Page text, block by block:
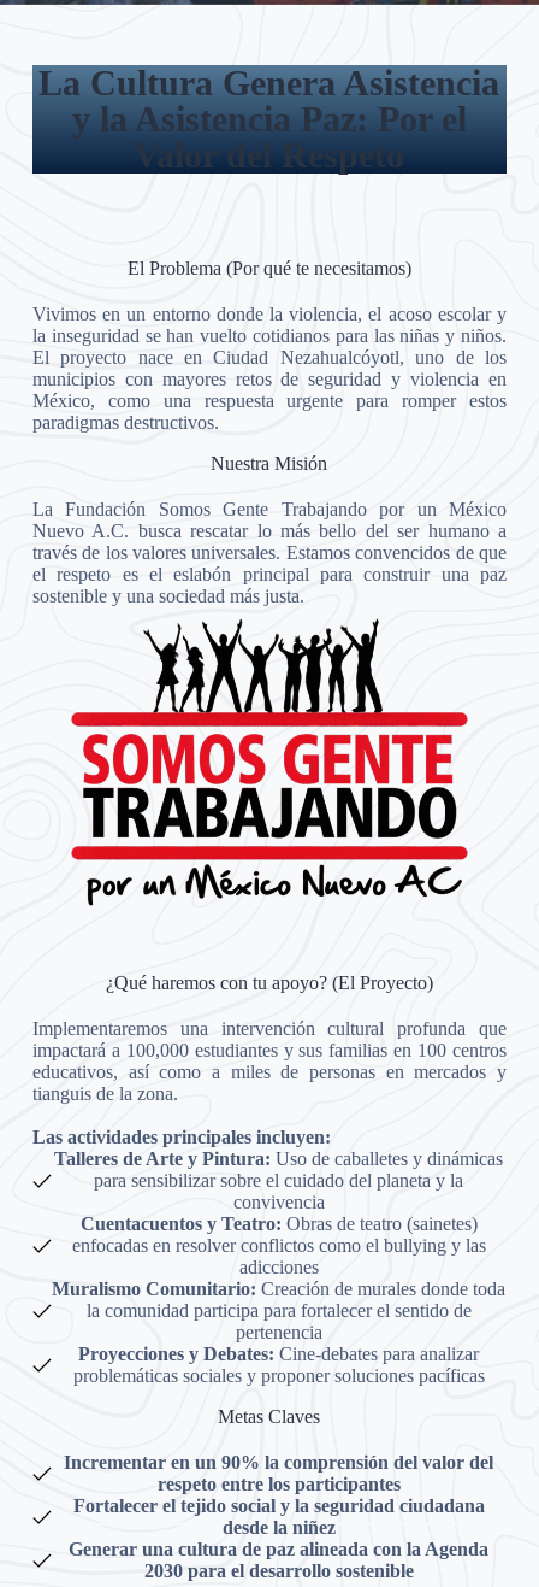
La Cultura Genera Asistencia
y la Asistencia Paz: Por el
Valor del Respeto
El Problema (Por qué te necesitamos)
Vivimos en un entorno donde la violencia, el acoso escolar y
la inseguridad se han vuelto cotidianos para las niñas y niños.
El proyecto nace en Ciudad Nezahualcóyotl, uno de los
municipios con mayores retos de seguridad y violencia en
México, como una respuesta urgente para romper estos
paradigmas destructivos.
Nuestra Misión
La Fundación Somos Gente Trabajando por un México
Nuevo A.C. busca rescatar lo más bello del ser humano a
través de los valores universales. Estamos convencidos de que
el respeto es el eslabón principal para construir una paz
sostenible y una sociedad más justa.
¿Qué haremos con tu apoyo? (El Proyecto)
Implementaremos una intervención cultural profunda que
impactará a 100,000 estudiantes y sus familias en 100 centros
educativos, así como a miles de personas en mercados y
tianguis de la zona.
Las actividades principales incluyen:
Talleres de Arte y Pintura: Uso de caballetes y dinámicas
para sensibilizar sobre el cuidado del planeta y la
convivencia
Cuentacuentos y Teatro: Obras de teatro (sainetes)
enfocadas en resolver conflictos como el bullying y las
adicciones
Muralismo Comunitario: Creación de murales donde toda
la comunidad participa para fortalecer el sentido de
pertenencia
Proyecciones y Debates: Cine-debates para analizar
problemáticas sociales y proponer soluciones pacíficas
Metas Claves
Incrementar en un 90% la comprensión del valor del
respeto entre los participantes
Fortalecer el tejido social y la seguridad ciudadana
desde la niñez
Generar una cultura de paz alineada con la Agenda
2030 para el desarrollo sostenible